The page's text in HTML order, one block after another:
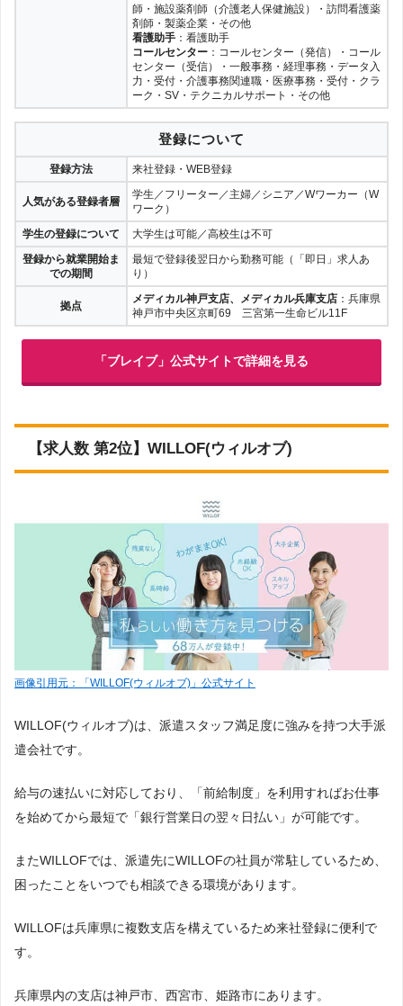
師・施設薬剤師（介護老人保健施設）・訪問看護薬
剤師・製薬企業・その他
看護助手 ：看護助手
コールセンター ：コールセンター（発信）・コール
センター（受信）・一般事務・経理事務・データ入
力・受付・介護事務関連職・医療事務・受付・クラ
ーク・SV・テクニカルサポート・その他
登録について
登録方法 来社登録・WEB登録
人気がある登録者層
学生／フリーター／主婦／シニア／Wワーカー（W
ワーク）
学生の登録について
大学生は可能／高校生は不可
登録から就業開始ま
での期間
最短で登録後翌日から勤務可能（「即日」求人あ
り）
拠点
メディカル神戸支店、メディカル兵庫支店 ：兵庫県
神戸市中央区京町69 三宮第一生命ビル11F
「ブレイブ」公式サイトで詳細を見る
【求人数 第2位】WILLOF(ウィルオブ)
画像引用元：「WILLOF(ウィルオブ)」公式サイト
WILLOF(ウィルオブ)は、派遣スタッフ満足度に強みを持つ大手派
遣会社です。
給与の速払いに対応しており、「前給制度」を利用すればお仕事
を始めてから最短で「銀行営業日の翌々日払い」が可能です。
またWILLOFでは、派遣先にWILLOFの社員が常駐しているため、
困ったことをいつでも相談できる環境があります。
WILLOFは兵庫県に複数支店を構えているため来社登録に便利で
す。
兵庫県内の支店は神戸市、西宮市、姫路市にあります。